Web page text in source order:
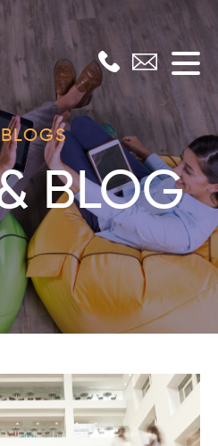
BLOG